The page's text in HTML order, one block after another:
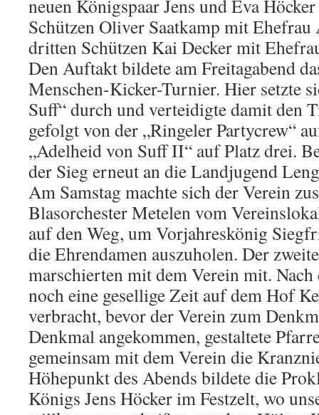
neuen Königspaar Jens und Eva
Schützen Oliver Saatkamp mit Ehefrau
dritten Schützen Kai Decker mit
Den Auftakt bildete am Freitagabend
Menschen-Kicker-Turnier. Hier setzte
Suff“ durch und verteidigte damit den
gefolgt von der „Ringeler Partycrew“
„Adelheid von Suff II“ auf Platz drei.
der Sieg erneut an die Landjugend
Am Samstag machte sich der Verein
Blasorchester Metelen vom
auf den Weg, um Vorjahreskönig
die Ehrendamen auszuholen. Der
marschierten mit dem Verein mit.
noch eine gesellige Zeit auf dem Hof
verbracht, bevor der Verein zum
Denkmal angekommen, gestaltete
gemeinsam mit dem Verein die
Höhepunkt des Abends bildete die
Königs Jens Höcker im Festzelt, wo